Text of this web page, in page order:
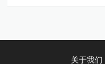
关于我们